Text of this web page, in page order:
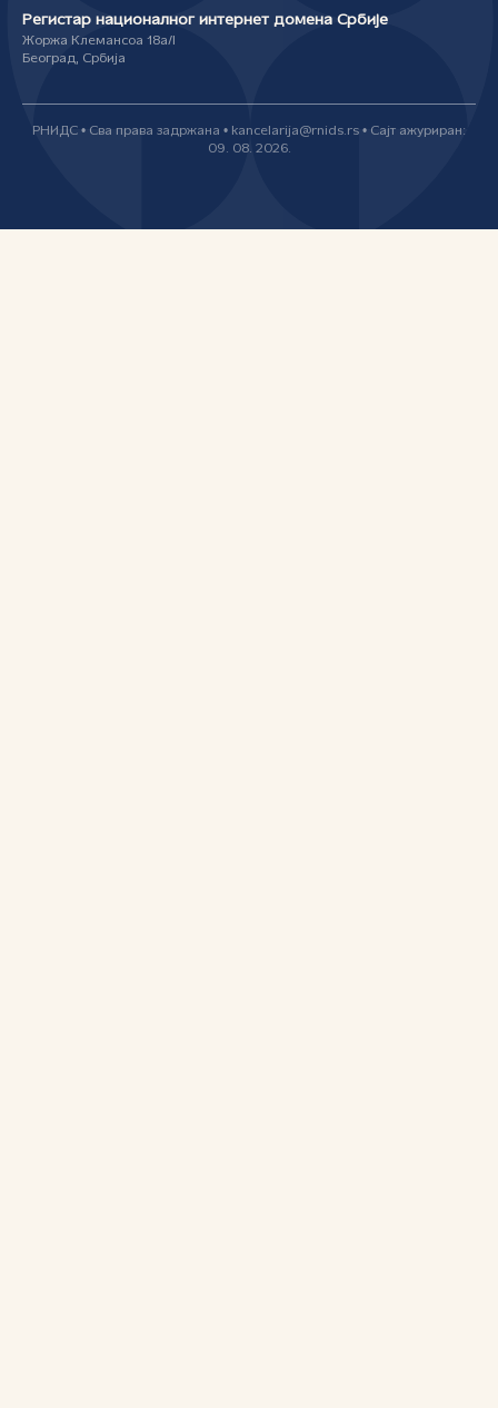
Регистар националног интернет домена Србије
Жоржа Клемансоа 18а/I
Београд, Србија
РНИДС • Сва права задржана • kancelarija@rnids.rs • Сајт ажуриран:
09. 08. 2026.